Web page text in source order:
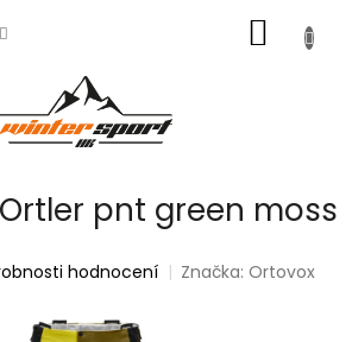
KOŠÍK
pnt green moss
hodnocení Značka:Ortovox